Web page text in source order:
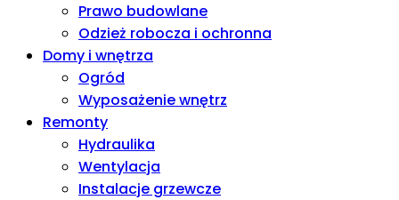
Prawo budowlane
Odzież robocza i ochronna
Domy i wnętrza
Ogród
Wyposażenie wnętrz
Remonty
Hydraulika
Wentylacja
Instalacje grzewcze